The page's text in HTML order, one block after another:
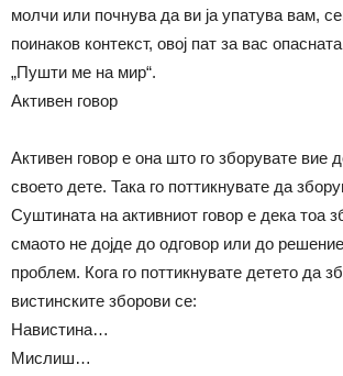
молчи или почнува да ви ја упатува вам,
поинаков контекст, овој пат за вас
„Пушти ме на мир“.
Активен говор
Активен говор е она што го зборувате вие
своето дете. Така го поттикнувате да
Суштината на активниот говор е дека тоа
смаото не дојде до одговор или до решение
проблем. Кога го поттикнувате детето да
вистинските зборови се:
Навистина…
Мислиш…